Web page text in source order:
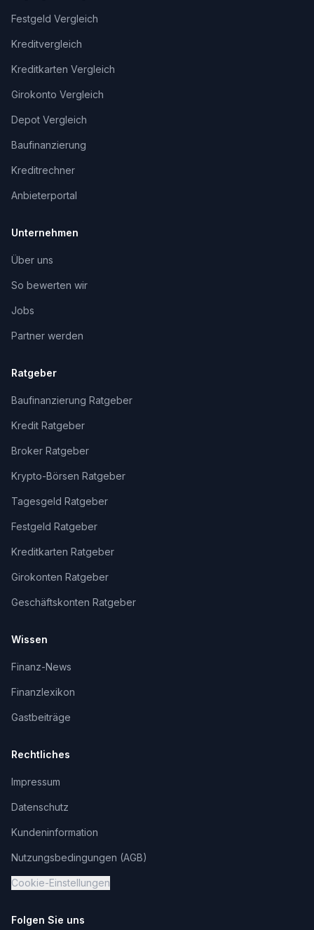
Festgeld Vergleich
Kreditvergleich
Kreditkarten Vergleich
Girokonto Vergleich
Depot Vergleich
Baufinanzierung
Kreditrechner
Anbieterportal
Unternehmen
Über uns
So bewerten wir
Jobs
Partner werden
Ratgeber
Baufinanzierung Ratgeber
Kredit Ratgeber
Broker Ratgeber
Krypto-Börsen Ratgeber
Tagesgeld Ratgeber
Festgeld Ratgeber
Kreditkarten Ratgeber
Girokonten Ratgeber
Geschäftskonten Ratgeber
Wissen
Finanz-News
Finanzlexikon
Gastbeiträge
Rechtliches
Impressum
Datenschutz
Kundeninformation
Nutzungsbedingungen (AGB)
Cookie-Einstellungen
Folgen Sie uns